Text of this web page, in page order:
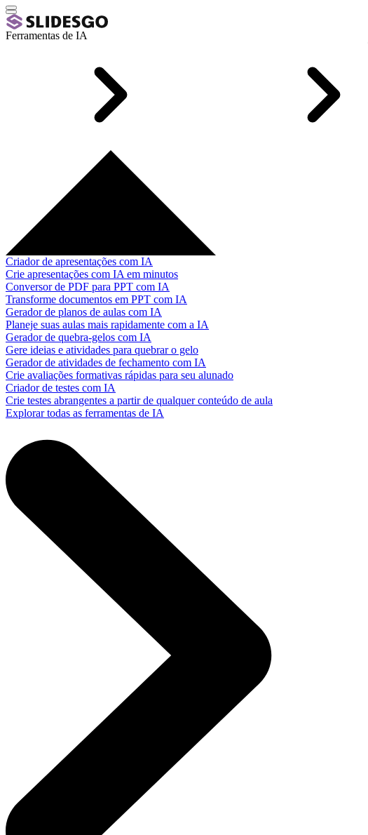
Ferramentas de IA
Criador de apresentações com IA
Crie apresentações com IA em minutos
Conversor de PDF para PPT com IA
Transforme documentos em PPT com IA
Gerador de planos de aulas com IA
Planeje suas aulas mais rapidamente com a IA
Gerador de quebra-gelos com IA
Gere ideias e atividades para quebrar o gelo
Gerador de atividades de fechamento com IA
Crie avaliações formativas rápidas para seu alunado
Criador de testes com IA
Crie testes abrangentes a partir de qualquer conteúdo de aula
Explorar todas as ferramentas de IA